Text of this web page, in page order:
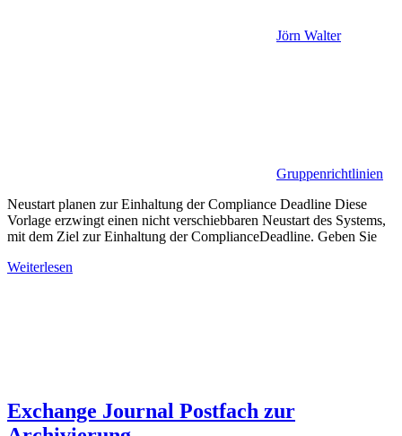
Jörn Walter
Gruppenrichtlinien
Neustart planen zur Einhaltung der Compliance Deadline Diese
Vorlage erzwingt einen nicht verschiebbaren Neustart des Systems,
mit dem Ziel zur Einhaltung der ComplianceDeadline. Geben Sie
Weiterlesen
Exchange Journal Postfach zur